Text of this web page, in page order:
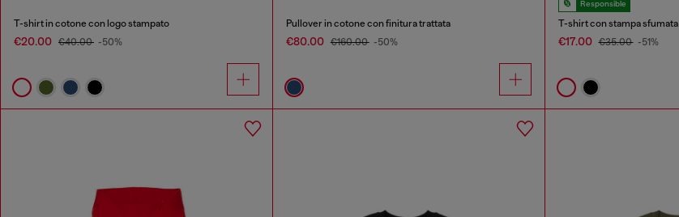
T-shirt in cotone con logo stampato
€20.00 €40.00 -50%
Pullover in cotone con finitura trattata
€80.00 €160.00 -50%
Responsible
T-shirt con stampa sfumata
€17.00 €35.00 -51%